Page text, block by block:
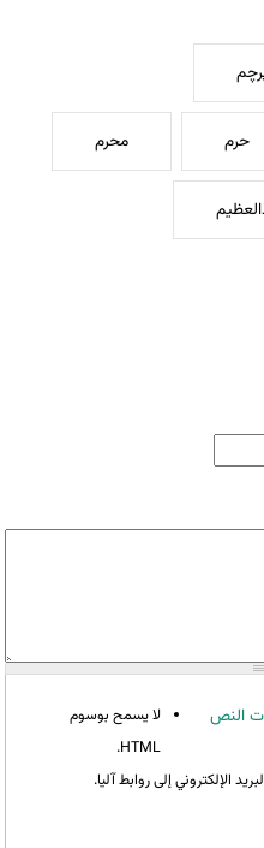
حرم محرم
النص
لا يسمح بوسوم
HTML.
الإلكتروني إلى روابط آليا.